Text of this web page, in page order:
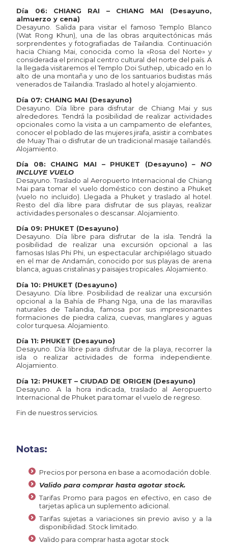
Día 06: CHIANG RAI – CHIANG MAI (Desayuno,
almuerzo y cena)
Desayuno. Salida para visitar el famoso Templo Blanco
(Wat Rong Khun), una de las obras arquitectónicas más
sorprendentes y fotografiadas de Tailandia. Continuación
hacia Chiang Mai, conocida como la «Rosa del Norte» y
considerada el principal centro cultural del norte del país. A
la llegada visitaremos el Templo Doi Suthep, ubicado en lo
alto de una montaña y uno de los santuarios budistas más
venerados de Tailandia. Traslado al hotel y alojamiento.
Día 07: CHAING MAI (Desayuno)
Desayuno. Día libre para disfrutar de Chiang Mai y sus
alrededores. Tendrá la posibilidad de realizar actividades
opcionales como la visita a un campamento de elefantes,
conocer el poblado de las mujeres jirafa, asistir a combates
de Muay Thai o disfrutar de un tradicional masaje tailandés.
Alojamiento.
Día 08: CHAING MAI – PHUKET (Desayuno) – NO
INCLUYE VUELO
Desayuno. Traslado al Aeropuerto Internacional de Chiang
Mai para tomar el vuelo doméstico con destino a Phuket
(vuelo no incluido). Llegada a Phuket y traslado al hotel.
Resto del día libre para disfrutar de sus playas, realizar
actividades personales o descansar. Alojamiento.
Día 09: PHUKET (Desayuno)
Desayuno. Día libre para disfrutar de la isla. Tendrá la
posibilidad de realizar una excursión opcional a las
famosas Islas Phi Phi, un espectacular archipiélago situado
en el mar de Andamán, conocido por sus playas de arena
blanca, aguas cristalinas y paisajes tropicales. Alojamiento.
Día 10: PHUKET (Desayuno)
Desayuno. Día libre. Posibilidad de realizar una excursión
opcional a la Bahía de Phang Nga, una de las maravillas
naturales de Tailandia, famosa por sus impresionantes
formaciones de piedra caliza, cuevas, manglares y aguas
color turquesa. Alojamiento.
Día 11: PHUKET (Desayuno)
Desayuno. Día libre para disfrutar de la playa, recorrer la
isla o realizar actividades de forma independiente.
Alojamiento.
Día 12: PHUKET – CIUDAD DE ORIGEN (Desayuno)
Desayuno. A la hora indicada, traslado al Aeropuerto
Internacional de Phuket para tomar el vuelo de regreso.
Fin de nuestros servicios.
Notas:
Precios por persona en base a acomodación doble.
Valido para comprar hasta agotar stock.
Tarifas Promo para pagos en efectivo, en caso de
tarjetas aplica un suplemento adicional.
Tarifas sujetas a variaciones sin previo aviso y a la
disponibilidad. Stock limitado.
Valido para comprar hasta agotar stock